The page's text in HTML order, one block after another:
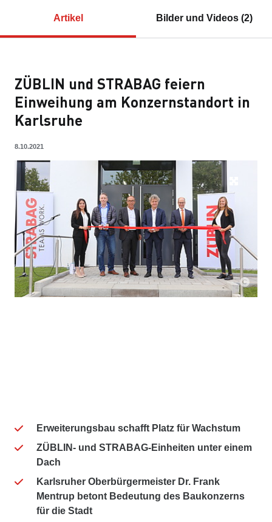
Artikel Bilder und Videos (2)
ZÜBLIN und STRABAG feiern
Einweihung am Konzernstandort in
Karlsruhe
8.10.2021
Erweiterungsbau schafft Platz für Wachstum
ZÜBLIN- und STRABAG-Einheiten unter einem
Dach
Karlsruher Oberbürgermeister Dr. Frank
Mentrup betont Bedeutung des Baukonzerns
für die Stadt